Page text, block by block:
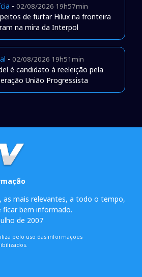
- 02/08/2026 19h57min
de furtar Hilux na fronteira
na mira da Interpol
- 02/08/2026 19h51min
é candidato à reeleição pela
União Progressista
as mais relevantes, a todo o tempo,
ficar bem informado.
de 2007
pelo uso das informações